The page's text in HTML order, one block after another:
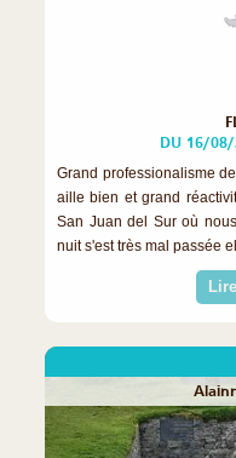
DU 16/
Grand professionalisme
aille bien et grand
San Juan del Sur où
nuit s'est très mal passée